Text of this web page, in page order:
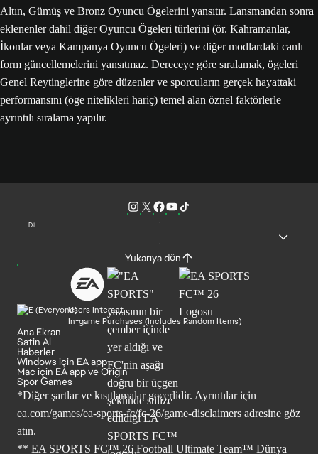
Altın, Gümüş ve Bronz Oyuncu Ögelerini yansıtır. Lansmandan sonra
eklenenler dahil diğer Oyuncu Ögeleri türlerini (ör. Kahramanlar,
İkonlar veya Kampanya Oyuncu Ögeleri) ve diğer modlardaki canlı
form güncellemelerini yansıtmaz. Dereceye göre sıralamak, ögeleri
Genel Reytinglerine göre düzenler ve sporcuların gerçek hayattaki
performansını (öge nitelikleri hariç) temel alan öznel faktörlerle
ayrıntılı sıralama yapılır.
Dil
Yukarıya dön
Users Interact
In-game Purchases (Includes Random Items)
Ana Ekran
Satin Al
Haberler
Windows için EA app
Mac için EA app ve Origin
Spor Games
*Diğer şartlar ve kısıtlamalar geçerlidir. Ayrıntılar için
ea.com/games/ea-sports-fc/fc-26/game-disclaimers adresine göz
atın.
** EA SPORTS FC™ 26 Football Ultimate Team™ Dünya